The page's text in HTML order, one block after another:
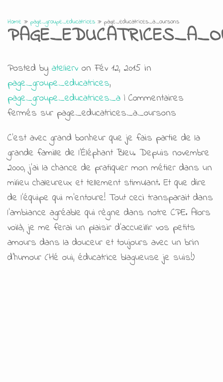
Home » page_groupe_educatrices » page_educatrices_a_oursons
Posted by atelierv on Fév 12, 2015 in
page_groupe_educatrices,
page_groupe_educatrices_a | Commentaires
fermés sur page_educatrices_a_oursons
C’est avec grand bonheur que je fais partie de la
grande famille de l’Éléphant Bleu. Depuis novembre
2000, j’ai la chance de pratiquer mon métier dans un
milieu chaleureux et tellement stimulant. Et que dire
de l’équipe qui m’entoure! Tout ceci transparait dans
l’ambiance agréable qui règne dans notre CPE. Alors
voilà, je me ferai un plaisir d’accueillir vos petits
amours dans la douceur et toujours avec un brin
d’humour (Hé oui, éducatrice blagueuse je suis!)